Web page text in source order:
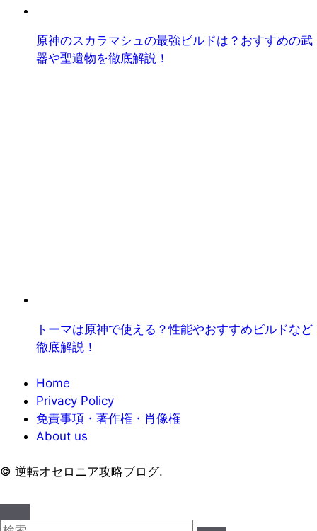
原神のスカラマシュの最強ビルドは？おすすめの武
器や聖遺物を徹底解説！
トーマは原神で使える？性能やおすすめビルドなど
徹底解説！
Home
Privacy Policy
免責事項・著作権・肖像権
About us
© 逆転オセロニア攻略ブログ.